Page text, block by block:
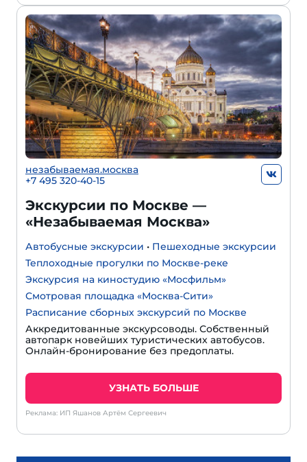
незабываемая.москва
+7 495 320-40-15
Экскурсии по Москве —
«Незабываемая Москва»
Автобусные экскурсии • Пешеходные экскурсии
Теплоходные прогулки по Москве-реке
Экскурсия на киностудию «Мосфильм»
Смотровая площадка «Москва-Сити»
Расписание сборных экскурсий по Москве
Аккредитованные экскурсоводы. Собственный
автопарк новейших туристических автобусов.
Онлайн-бронирование без предоплаты.
УЗНАТЬ БОЛЬШЕ
Реклама: ИП Яшанов Артём Сергеевич